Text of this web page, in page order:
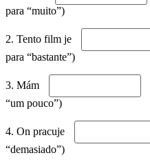
para “muito”)
2. Tento film je
para “bastante”)
3. Mám
“um pouco”)
4. On pracuje
“demasiado”)